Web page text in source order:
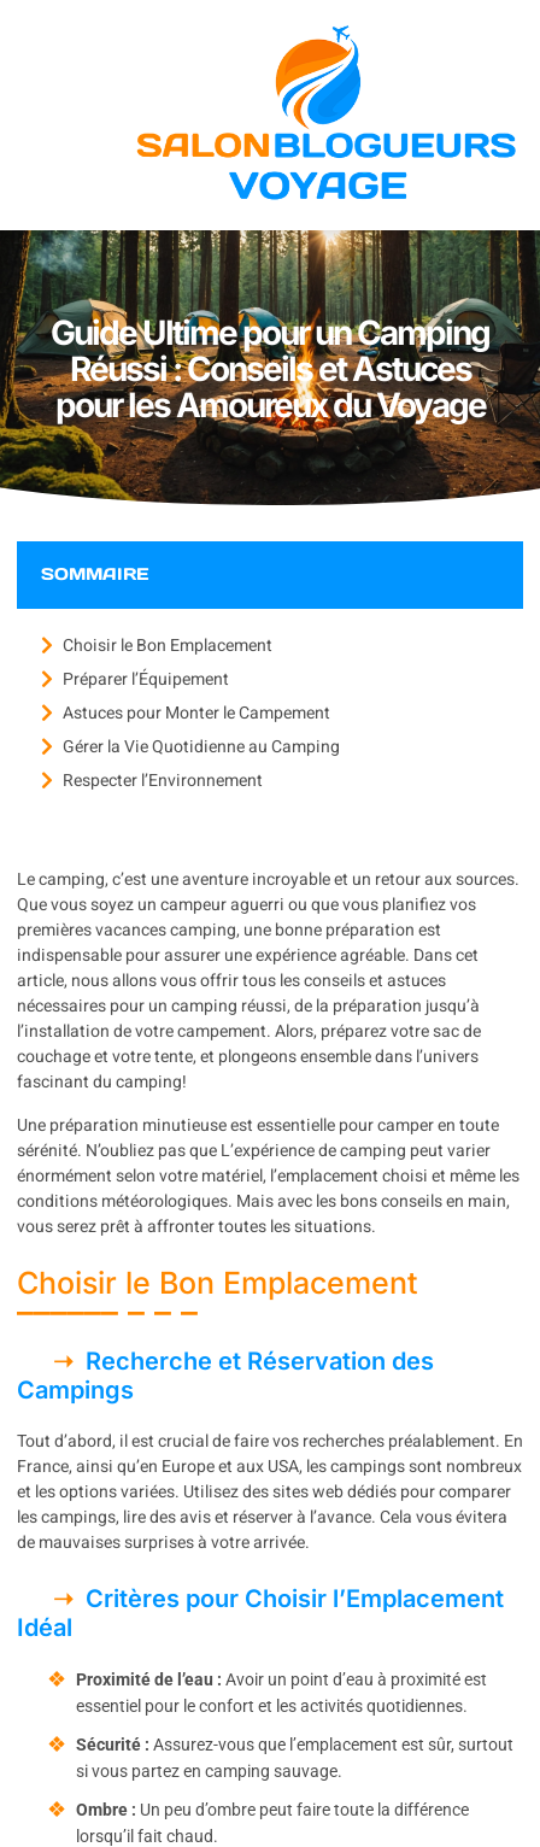
Guide Ultime pour un Camping
Réussi : Conseils et Astuces
pour les Amoureux du Voyage
SOMMAIRE
Choisir le Bon Emplacement
Préparer l’Équipement
Astuces pour Monter le Campement
Gérer la Vie Quotidienne au Camping
Respecter l’Environnement
Le camping, c’est une aventure incroyable et un retour aux sources.
Que vous soyez un campeur aguerri ou que vous planifiez vos
premières vacances camping, une bonne préparation est
indispensable pour assurer une expérience agréable. Dans cet
article, nous allons vous offrir tous les conseils et astuces
nécessaires pour un camping réussi, de la préparation jusqu’à
l’installation de votre campement. Alors, préparez votre sac de
couchage et votre tente, et plongeons ensemble dans l’univers
fascinant du camping!
Une préparation minutieuse est essentielle pour camper en toute
sérénité. N’oubliez pas que L’expérience de camping peut varier
énormément selon votre matériel, l’emplacement choisi et même les
conditions météorologiques. Mais avec les bons conseils en main,
vous serez prêt à affronter toutes les situations.
Choisir le Bon Emplacement
Recherche et Réservation des
Campings
Tout d’abord, il est crucial de faire vos recherches préalablement. En
France, ainsi qu’en Europe et aux USA, les campings sont nombreux
et les options variées. Utilisez des sites web dédiés pour comparer
les campings, lire des avis et réserver à l’avance. Cela vous évitera
de mauvaises surprises à votre arrivée.
Critères pour Choisir l’Emplacement
Idéal
Proximité de l’eau : Avoir un point d’eau à proximité est
essentiel pour le confort et les activités quotidiennes.
Sécurité : Assurez-vous que l’emplacement est sûr, surtout
si vous partez en camping sauvage.
Ombre : Un peu d’ombre peut faire toute la différence
lorsqu’il fait chaud.